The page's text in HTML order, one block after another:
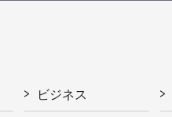
ビジネス